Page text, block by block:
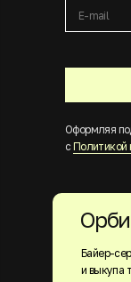
Оформляя
с Политикой
Байер-
и выкупа